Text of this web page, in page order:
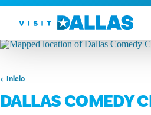
Ir al contenido
Inicio
DALLAS COMEDY